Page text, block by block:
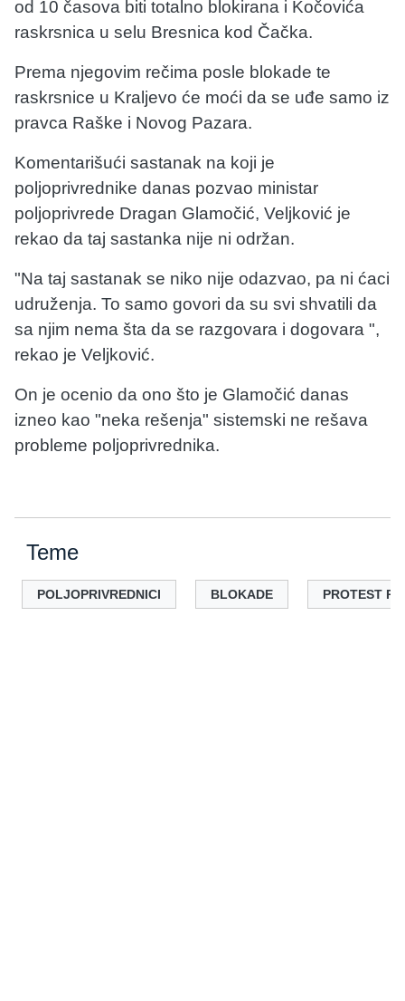
od 10 časova biti totalno blokirana i Kočovića
raskrsnica u selu Bresnica kod Čačka.
Prema njegovim rečima posle blokade te
raskrsnice u Kraljevo će moći da se uđe samo iz
pravca Raške i Novog Pazara.
Komentarišući sastanak na koji je
poljoprivrednike danas pozvao ministar
poljoprivrede Dragan Glamočić, Veljković je
rekao da taj sastanka nije ni održan.
"Na taj sastanak se niko nije odazvao, pa ni ćaci
udruženja. To samo govori da su svi shvatili da
sa njim nema šta da se razgovara i dogovara ",
rekao je Veljković.
On je ocenio da ono što je Glamočić danas
izneo kao "neka rešenja" sistemski ne rešava
probleme poljoprivrednika.
Teme
POLJOPRIVREDNICI BLOKADE PROTEST